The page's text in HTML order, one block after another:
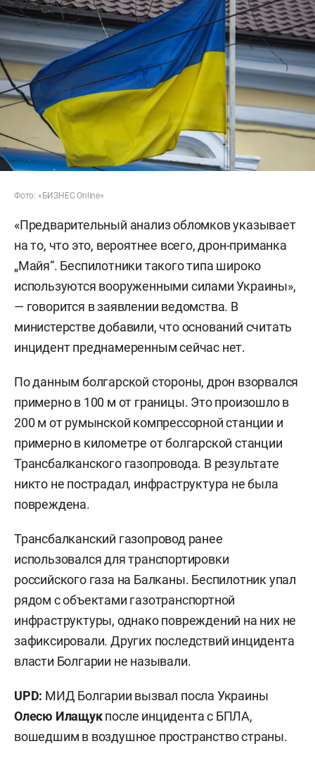
Фото: «БИЗНЕС Online»
«Предварительный анализ обломков указывает
на то, что это, вероятнее всего, дрон-приманка
„Майя“. Беспилотники такого типа широко
используются вооруженными силами Украины»,
— говорится в заявлении ведомства. В
министерстве добавили, что оснований считать
инцидент преднамеренным сейчас нет.
По данным болгарской стороны, дрон взорвался
примерно в 100 м от границы. Это произошло в
200 м от румынской компрессорной станции и
примерно в километре от болгарской станции
Трансбалканского газопровода. В результате
никто не пострадал, инфраструктура не была
повреждена.
Трансбалканский газопровод ранее
использовался для транспортировки
российского газа на Балканы. Беспилотник упал
рядом с объектами газотранспортной
инфраструктуры, однако повреждений на них не
зафиксировали. Других последствий инцидента
власти Болгарии не называли.
UPD: МИД Болгарии вызвал посла Украины
Олесю Илащукпосле инцидента с БПЛА,
вошедшим в воздушное пространство страны.